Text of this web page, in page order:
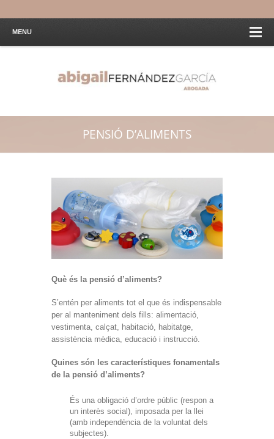
MENU
PENSIÓ D’ALIMENTS
Què és la pensió d’aliments?
S’entén per aliments tot el que és indispensable
per al manteniment dels fills: alimentació,
vestimenta, calçat, habitació, habitatge,
assistència mèdica, educació i instrucció.
Quines són les característiques fonamentals
de la pensió d’aliments?
És una obligació d’ordre públic (respon a
un interès social), imposada per la llei
(amb independència de la voluntat dels
subjectes).